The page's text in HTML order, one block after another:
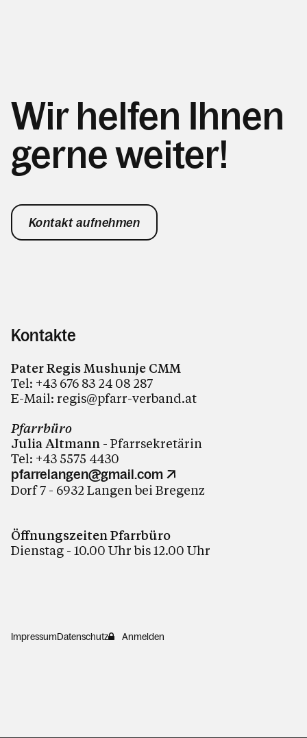
Wir helfen Ihnen
gerne weiter!
Kontakt aufnehmen
Kontakte
Pater Regis Mushunje CMM
Tel: +43 676 83 24 08 287
E-Mail: regis@pfarr-verband.at
Pfarrbüro
Julia Altmann - Pfarrsekretärin
Tel: +43 5575 4430
pfarrelangen@gmail.com
Dorf 7 - 6932 Langen bei Bregenz
Öffnungszeiten Pfarrbüro
Dienstag - 10.00 Uhr bis 12.00 Uhr
ImpressumDatenschutz Anmelden